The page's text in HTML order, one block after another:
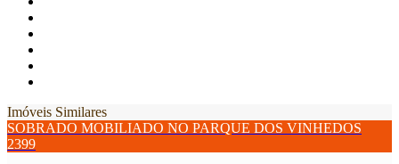
Imóveis Similares
SOBRADO MOBILIADO NO PARQUE DOS VINHEDOS
2399